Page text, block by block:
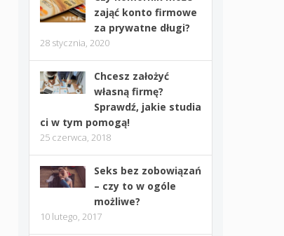
zająć konto firmowe
za prywatne długi?
28 stycznia, 2020
Chcesz założyć
własną firmę?
Sprawdź, jakie studia
ci w tym pomogą!
25 czerwca, 2018
Seks bez zobowiązań
– czy to w ogóle
możliwe?
10 lutego, 2017